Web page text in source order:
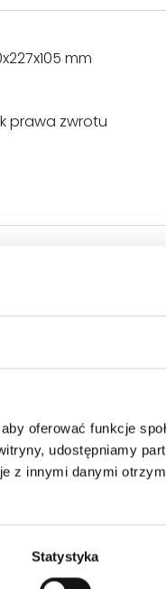
oferować funkcje
udostępniamy
z innymi danymi
Statystyka
mm
prawa zwrotu